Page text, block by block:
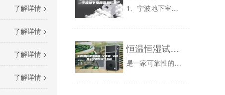
了解详情 >
了解详情 >
了解详情 >
了解详情 >
1、宁波地下室除湿机的内循环：通过压缩机的运行→排气口排出高压的气体→进入冷凝器冷却→变成高压气体→通过毛细管截流→变成低压的液体→通过蒸发...
恒温恒湿试验箱 安诗曼 安诗曼工业温恒湿试验箱
是一家可靠性的制造商，我们专注于可靠性试验已有16余年，在此期间，我们竭尽所能，努力为客户提供完善的实验室规划方案，匹配合适的。恒温恒湿测试...